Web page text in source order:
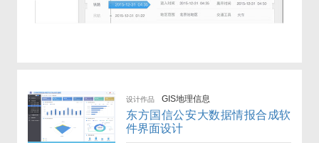
设计作品 GIS地理信息
东方国信公安大数据情报合成软
件界面设计